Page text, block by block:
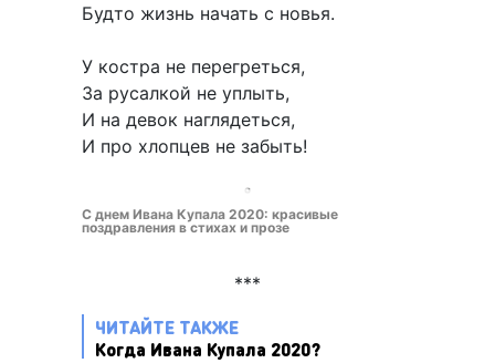
Будто жизнь начать с новья.
У костра не перегреться,
За русалкой не уплыть,
И на девок наглядеться,
И про хлопцев не забыть!
С днем Ивана Купала 2020: красивые
поздравления в стихах и прозе
***
ЧИТАЙТЕ ТАКЖЕ
Когда Ивана Купала 2020?